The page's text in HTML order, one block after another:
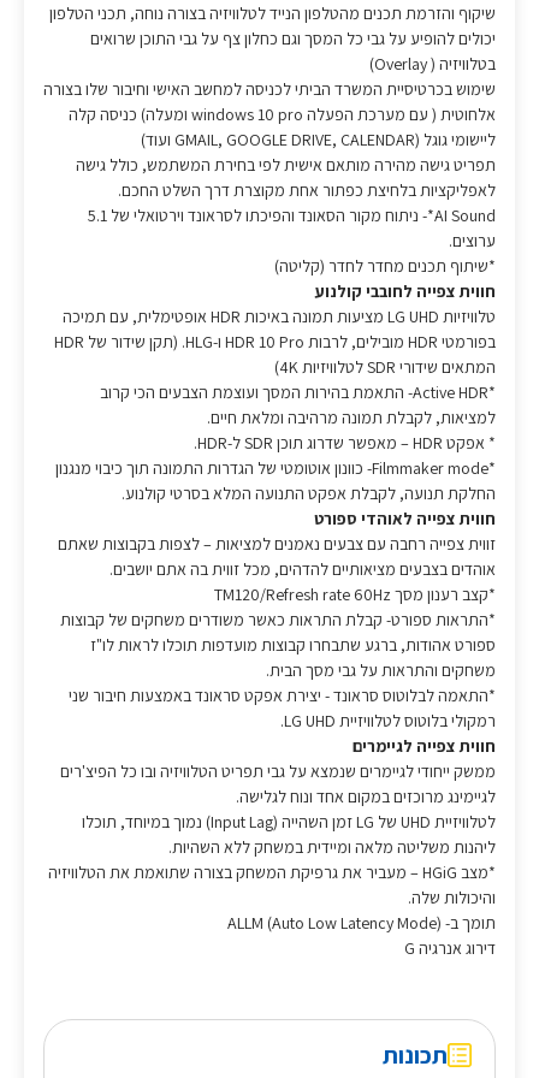
שיקוף והזרמת תכנים מהטלפון הנייד לטלוויזיה בצורה נוחה, תכני הטלפון
יכולים להופיע על גבי כל המסך וגם כחלון צף על גבי התוכן שרואים
בטלוויזיה ( Overlay)
שימוש בכרטיסיית המשרד הביתי לכניסה למחשב האישי וחיבור שלו בצורה
אלחוטית ( עם מערכת הפעלה windows 10 pro ומעלה) כניסה קלה
ליישומי גוגל (GMAIL, GOOGLE DRIVE, CALENDAR ועוד)
תפריט גישה מהירה מותאם אישית לפי בחירת המשתמש, כולל גישה
לאפליקציות בלחיצת כפתור אחת מקוצרת דרך השלט החכם.
AI Sound*- ניתוח מקור הסאונד והפיכתו לסראונד וירטואלי של 5.1
ערוצים.
*שיתוף תכנים מחדר לחדר (קליטה)
חווית צפייה לחובבי קולנוע
טלוויזיות LG UHD מציעות תמונה באיכות HDR אופטימלית, עם תמיכה
בפורמטי HDR מובילים, לרבות HDR 10 Pro ו-HLG. (תקן שידור של HDR
המתאים שידורי SDR לטלוויזיות 4K)
*Active HDR- התאמת בהירות המסך ועוצמת הצבעים הכי קרוב
למציאות, לקבלת תמונה מרהיבה ומלאת חיים.
* אפקט HDR – מאפשר שדרוג תוכן SDR ל-HDR.
*Filmmaker mode- כוונון אוטומטי של הגדרות התמונה תוך כיבוי מנגנון
החלקת תנועה, לקבלת אפקט התנועה המלא בסרטי קולנוע.
חווית צפייה לאוהדי ספורט
זווית צפייה רחבה עם צבעים נאמנים למציאות – לצפות בקבוצות שאתם
אוהדים בצבעים מציאותיים להדהים, מכל זווית בה אתם יושבים.
*קצב רענון מסך TM120/Refresh rate 60Hz
*התראות ספורט- קבלת התראות כאשר משודרים משחקים של קבוצות
ספורט אהודות, ברגע שתבחרו קבוצות מועדפות תוכלו לראות לו"ז
משחקים והתראות על גבי מסך הבית.
*התאמה לבלוטוס סראונד - יצירת אפקט סראונד באמצעות חיבור שני
רמקולי בלוטוס לטלוויזיית LG UHD.
חווית צפייה לגיימרים
ממשק ייחודי לגיימרים שנמצא על גבי תפריט הטלוויזיה ובו כל הפיצ'רים
לגיימינג מרוכזים במקום אחד ונוח לגלישה.
לטלוויזיית UHD של LG זמן השהייה (Input Lag) נמוך במיוחד, תוכלו
ליהנות משליטה מלאה ומיידית במשחק ללא השהיות.
*מצב HGiG – מעביר את גרפיקת המשחק בצורה שתואמת את הטלוויזיה
והיכולות שלה.
תומך ב- ALLM (Auto Low Latency Mode)
דירוג אנרגיה G
תכונות